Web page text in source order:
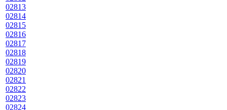
02813
02814
02815
02816
02817
02818
02819
02820
02821
02822
02823
02824